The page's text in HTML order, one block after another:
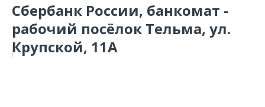
Сбербанк России, банкомат -
рабочий посёлок Тельма, ул.
Крупской, 11А